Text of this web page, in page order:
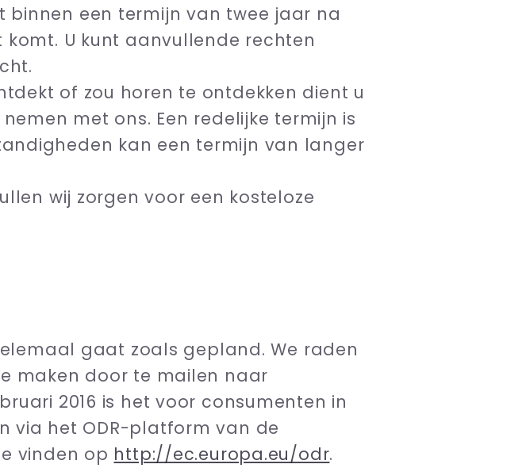
een termijn van twee jaar na
U kunt aanvullende rechten
of zou horen te ontdekken dient u
met ons. Een redelijke termijn is
kan een termijn van langer
wij zorgen voor een kosteloze
gaat zoals gepland. We raden
maken door te mailen naar
2016 is het voor consumenten in
via het ODR-platform van de
vinden op http://ec.europa.eu/odr.